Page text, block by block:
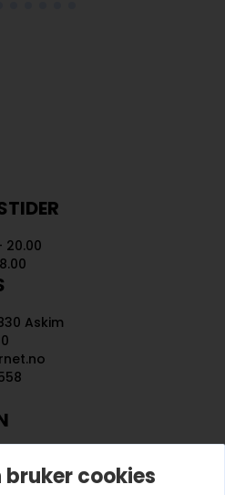
20.00
Askim
cookies